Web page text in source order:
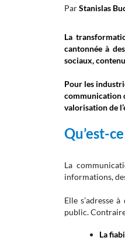
ParStanislas
La
cantonnée à
sociaux,
Pour les
communication
valorisation de
Qu’est-
La
informations,
Elle s’adresse
public.
La